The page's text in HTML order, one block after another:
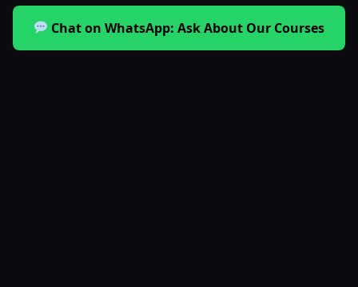
Chat on WhatsApp: Ask About Our Courses